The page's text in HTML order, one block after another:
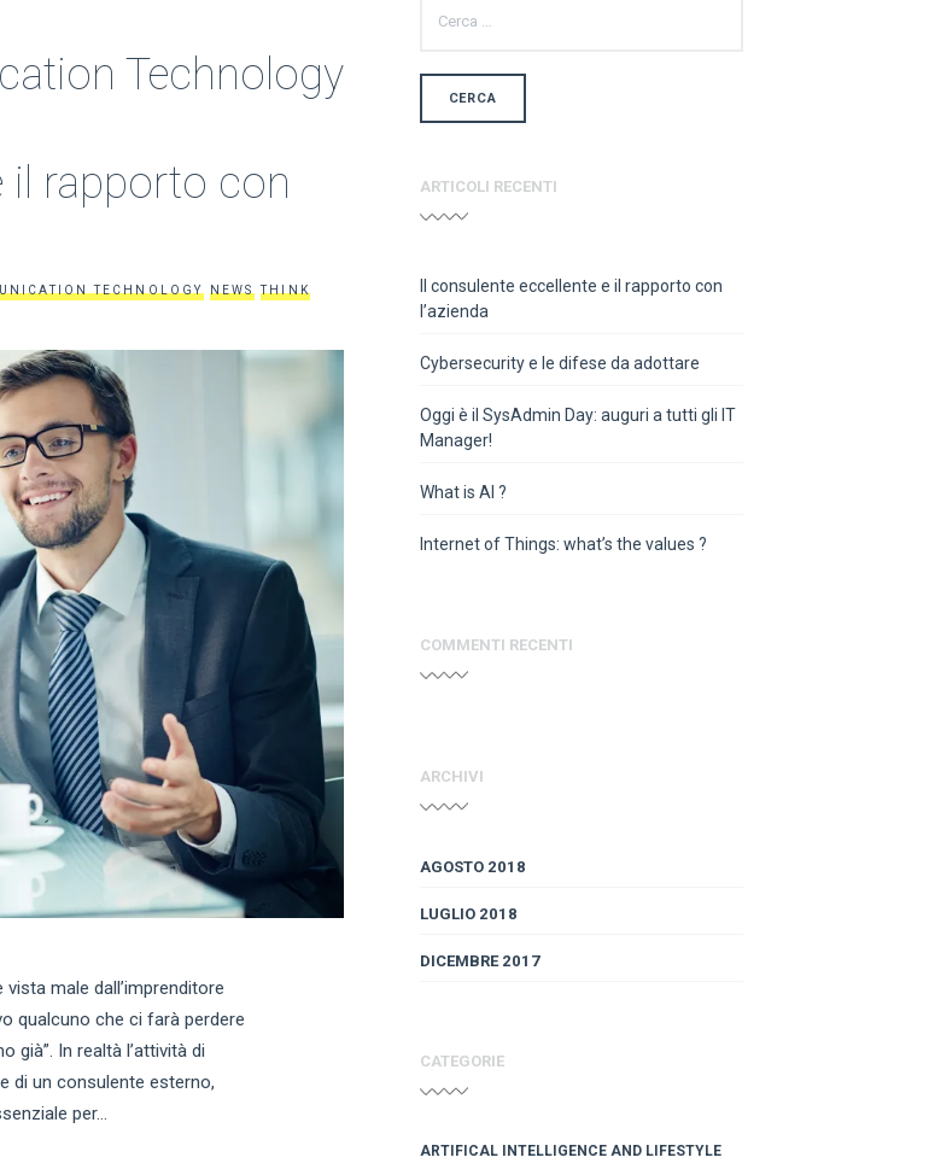
Technology
il rapporto con
TECHNOLOGY NEWS THINK
male dall’imprenditore
qualcuno che ci farà perdere
già”. In realtà l’attività di
di un consulente esterno,
per…
PER:
ARTICOLI RECENTI
Il consulente eccellente e il rapporto con
l’azienda
Cybersecurity e le difese da adottare
Oggi è il SysAdmin Day: auguri a tutti gli IT
Manager!
What is AI ?
Internet of Things: what’s the values ?
COMMENTI RECENTI
ARCHIVI
AGOSTO 2018
LUGLIO 2018
DICEMBRE 2017
CATEGORIE
ARTIFICAL INTELLIGENCE AND LIFESTYLE